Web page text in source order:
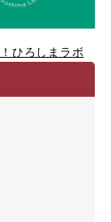
ひろしまラボ